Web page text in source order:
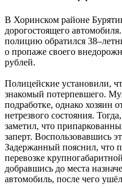
В Хоринском районе
дорогостоящего
полицию обратился
о пропаже своего
рублей.
Полицейские установили,
знакомый потерпевшего.
подработке, однако хозяин
нетрезвого состояния.
заметил, что
заперт. Воспользовавшись
Задержанный пояснил, что
перевозке
добравшись до места
автомобиль, после чего